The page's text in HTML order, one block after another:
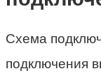
Схема
подключения